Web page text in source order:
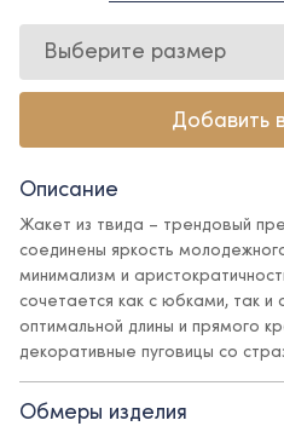
Выберите размер
Добавить
Описание
Жакет из твида – трендовый
соединены яркость
минимализм и
сочетается как с юбками, так
оптимальной длины и прямого
декоративные пуговицы со
и элегантность, а
комфорт.
Обмеры изделия